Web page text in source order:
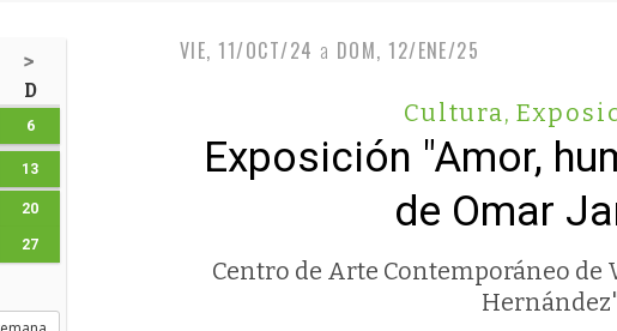
>
D
6
13
20
27
VIE, 11/OCT/24 a DOM, 12/ENE/25
Cultura,
Exposición "Amor,
de Omar
Centro de Arte Contemporáneo de